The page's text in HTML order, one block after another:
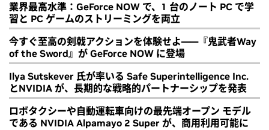
業界最高水準：GeForce NOW で、1 台のノート PC で学
習と PC ゲームのストリーミングを両立
今すぐ至高の剣戟アクションを体験せよ――『鬼武者Way
of the Sword』が GeForce NOW に登場
Ilya Sutskever 氏が率いる Safe Superintelligence Inc.
とNVIDIA が、長期的な戦略的パートナーシップを発表
ロボタクシーや自動運転車向けの最先端オープン モデル
である NVIDIA Alpamayo 2 Super が、商用利用可能に